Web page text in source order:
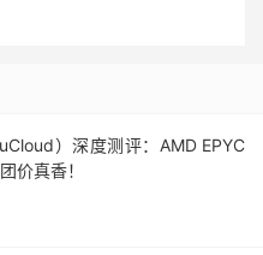
）深度测评：AMD EPYC
价真香！